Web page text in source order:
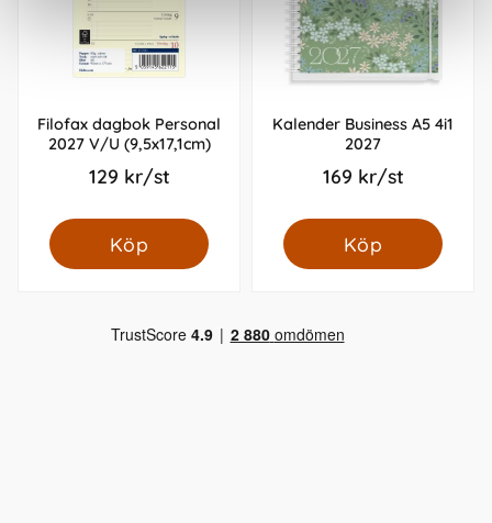
Filofax dagbok Personal
2027 V/U (9,5x17,1cm)
129 kr/st
Köp
Kalender Business A5 4i1
2027
169 kr/st
Köp